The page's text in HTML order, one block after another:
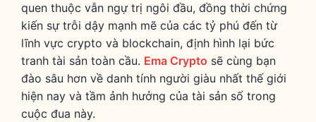
quen thuộc vẫn ngự trị ngôi đầu, đồng thời chứng
kiến sự trỗi dậy mạnh mẽ của các tỷ phú đến từ
lĩnh vực crypto và blockchain, định hình lại bức
tranh tài sản toàn cầu. Ema Crypto sẽ cùng bạn
đào sâu hơn về danh tính người giàu nhất thế giới
hiện nay và tầm ảnh hưởng của tài sản số trong
cuộc đua này.